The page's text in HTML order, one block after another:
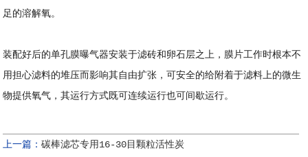
足的溶解氧。
装配好后的单孔膜曝气器安装于滤砖和卵石层之上，膜片工作时根本不
用担心滤料的堆压而影响其自由扩张，可安全的给附着于滤料上的微生
物提供氧气，其运行方式既可连续运行也可间歇运行。
上一篇：碳棒滤芯专用16-30目颗粒活性炭